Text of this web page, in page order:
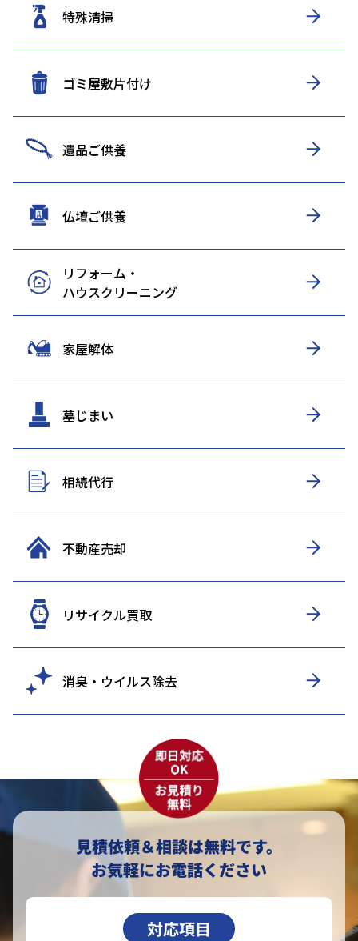
特殊清掃
ゴミ屋敷片付け
遺品ご供養
仏壇ご供養
リフォーム・
ハウスクリーニング
家屋解体
墓じまい
相続代行
不動産売却
リサイクル買取
消臭・ウイルス除去
見積依頼＆相談は無料です。
お気軽にお電話ください
対応項目